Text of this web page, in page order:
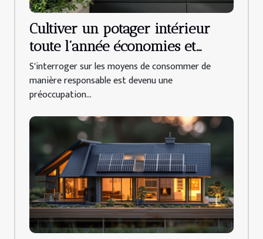
Cultiver un potager intérieur
toute l’année économies et
bienfaits d’une alimentation
durable
S'interroger sur les moyens de consommer de
manière responsable est devenu une
préoccupation...